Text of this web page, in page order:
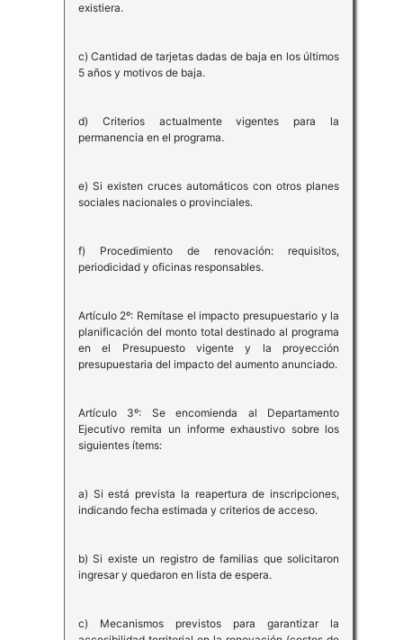
existiera.
c) Cantidad de tarjetas dadas de baja en los últimos
5 años y motivos de baja.
d) Criterios actualmente vigentes para la
permanencia en el programa.
e) Si existen cruces automáticos con otros planes
sociales nacionales o provinciales.
f) Procedimiento de renovación: requisitos,
periodicidad y oficinas responsables.
Artículo 2º: Remítase el impacto presupuestario y la
planificación del monto total destinado al programa
en el Presupuesto vigente y la proyección
presupuestaria del impacto del aumento anunciado.
Artículo 3º: Se encomienda al Departamento
Ejecutivo remita un informe exhaustivo sobre los
siguientes ítems:
a) Si está prevista la reapertura de inscripciones,
indicando fecha estimada y criterios de acceso.
b) Si existe un registro de familias que solicitaron
ingresar y quedaron en lista de espera.
c) Mecanismos previstos para garantizar la